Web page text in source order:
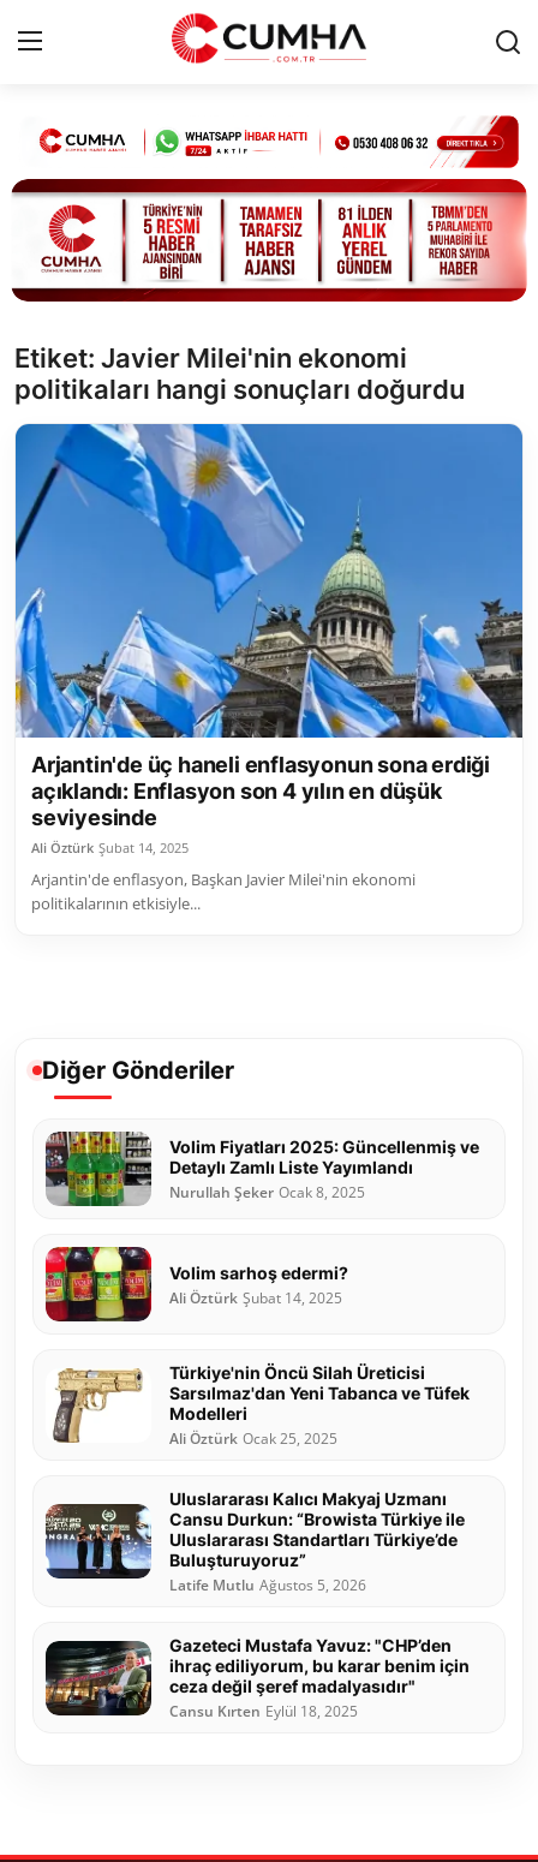
Kurumsal
Cumhurbaşkanlığı
Bakanlıklar
Siyasi Partiler
Yerel Yönetimler
Mülki İdare
Toplum ve Yaşam
Sivil Toplum Kuruluşları
Kamu Kurumları ve Üst Kurullar
Resmi Reklamlar
Etiket: Javier Milei'nin ekonomi
politikaları hangi sonuçları doğurdu
Arjantin'de üç haneli enflasyonun sona erdiği
açıklandı: Enflasyon son 4 yılın en düşük
seviyesinde
Ali Öztürk Şubat 14, 2025
Arjantin'de enflasyon, Başkan Javier Milei'nin ekonomi
politikalarının etkisiyle...
Diğer Gönderiler
Volim Fiyatları 2025: Güncellenmiş ve
Detaylı Zamlı Liste Yayımlandı
Nurullah Şeker Ocak 8, 2025
Volim sarhoş edermi?
Ali Öztürk Şubat 14, 2025
Türkiye'nin Öncü Silah Üreticisi
Sarsılmaz'dan Yeni Tabanca ve Tüfek
Modelleri
Ali Öztürk Ocak 25, 2025
Uluslararası Kalıcı Makyaj Uzmanı
Cansu Durkun: “Browista Türkiye ile
Uluslararası Standartları Türkiye’de
Buluşturuyoruz”
Latife Mutlu Ağustos 5, 2026
Gazeteci Mustafa Yavuz: "CHP’den
ihraç ediliyorum, bu karar benim için
ceza değil şeref madalyasıdır"
Cansu Kırten Eylül 18, 2025